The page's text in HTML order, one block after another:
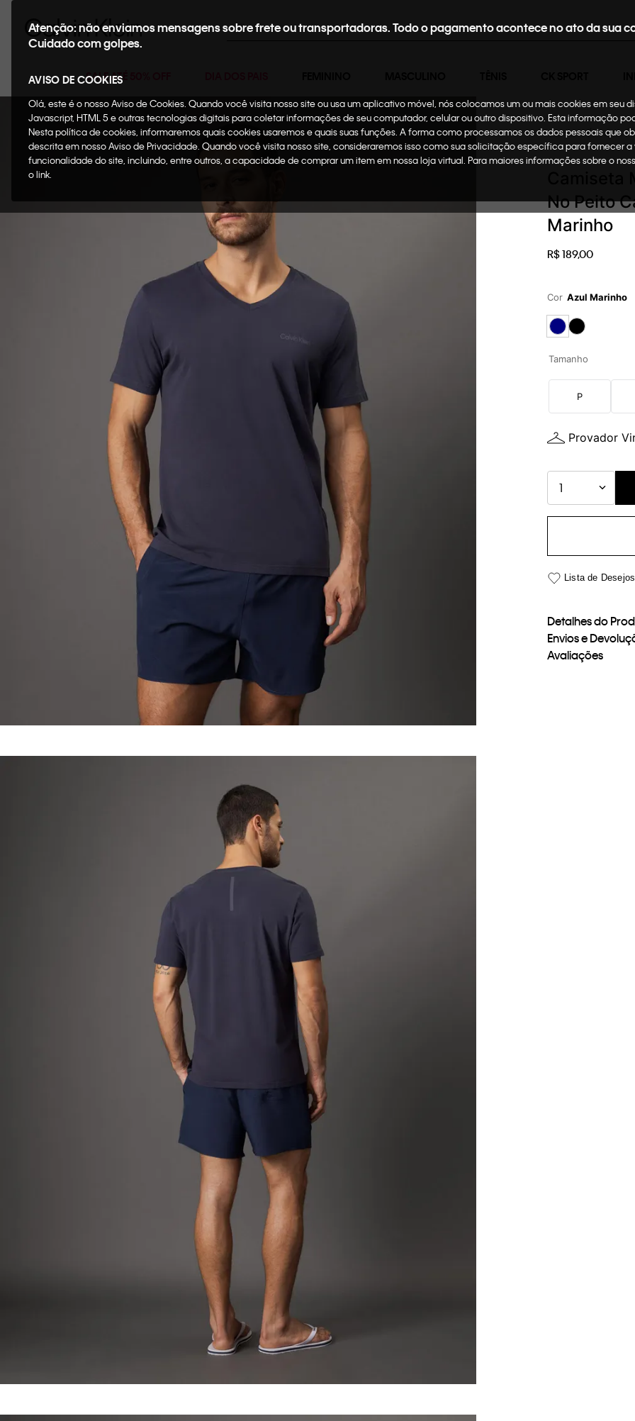
Buscar
SALE ATÉ 50% OFF
Atenção: não enviamos mensagens sobre frete ou transportadoras. Todo o pagamento acontece no ato da sua
Cuidado com golpes.
AVISO DE COOKIES
Olá, este é o nosso Aviso de Cookies. Quando você visita nosso site ou usa um aplicativo móvel, nós colocamos um ou mais cookies em seu
Javascript, HTML 5 e outras tecnologias digitais para coletar informações de seu computador, celular ou outro dispositivo. Esta informação
Nesta política de cookies, informaremos quais cookies usaremos e quais suas funções. A forma como processamos os dados pessoais que
descrita em nosso Aviso de Privacidade. Quando você visita nosso site, consideraremos isso como sua solicitação específica para fornecer
funcionalidade do site, incluindo, entre outros, a capacidade de comprar um item em nossa loja virtual. Para maiores informações sobre o
o link.
Masculino Roupas
No Peito
Marinho
R$189,00
Cor Azul Marinho
Tamanho
P
Provador
1
Detalhes do
Envios e
Avaliações